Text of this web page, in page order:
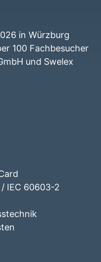
in Würzburg
100 Fachbesucher
und Swelex
IEC 60603-2